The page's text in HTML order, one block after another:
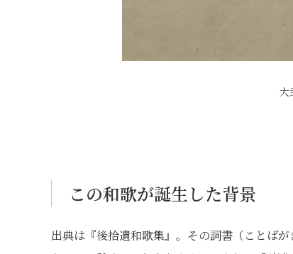
大
この和歌が誕生した背景
出典は『後拾遺和歌集』。その詞書（ことば